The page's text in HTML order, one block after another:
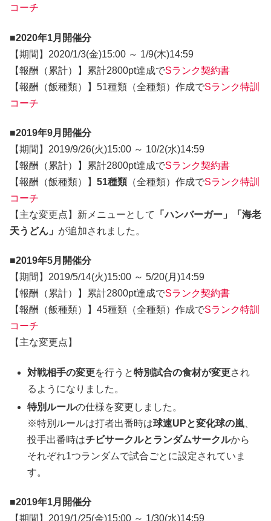
コーチ
■2020年1月開催分
【期間】2020/1/3(金)15:00 ～ 1/9(木)14:59
【報酬（累計）】累計2800pt達成でSランク契約書
【報酬（飯種類）】51種類（全種類）作成でSランク特訓
コーチ
■2019年9月開催分
【期間】2019/9/26(火)15:00 ～ 10/2(水)14:59
【報酬（累計）】累計2800pt達成でSランク契約書
【報酬（飯種類）】 51種類（全種類）作成でSランク特訓
コーチ
【主な変更点】新メニューとして
「ハンバーガー」「海老
天うどん」 が追加されました。
■2019年5月開催分
【期間】2019/5/14(火)15:00 ～ 5/20(月)14:59
【報酬（累計）】累計2800pt達成でSランク契約書
【報酬（飯種類）】45種類（全種類）作成でSランク特訓
コーチ
【主な変更点】
対戦相手の変更を行うと特別試合の食材が変更され
るようになりました。
特別ルールの仕様を変更しました。
※特別ルールは打者出番時は球速UPと変化球の嵐
投手出番時はチビサークルとランダムサークルから
それぞれ1つランダムで試合ごとに設定されていま
す。
■2019年1月開催分
【期間】2019/1/25(金)15:00 ～ 1/30(水)14:59